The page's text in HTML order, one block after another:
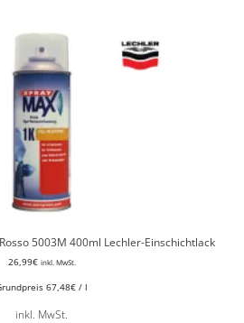
5003M 400ml Lechler-Einschichtlack
26,99€ inkl. MwSt.
67,48€ / l
inkl. MwSt.